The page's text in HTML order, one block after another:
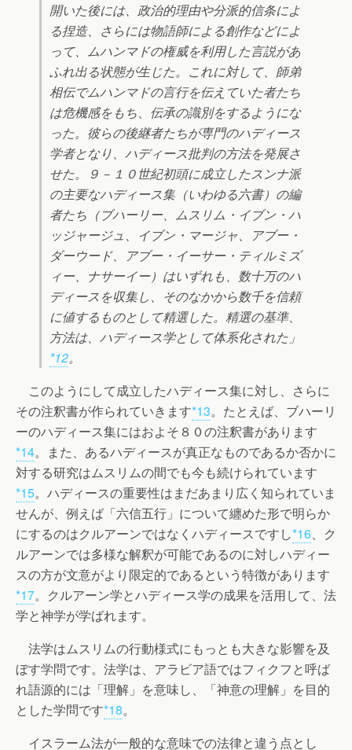
開いた後には、政治的理由や分派的信条によ
る捏造、さらには物語師による創作などによ
って、ムハンマドの権威を利用した言説があ
ふれ出る状態が生じた。これに対して、師弟
相伝でムハンマドの言行を伝えていた者たち
は危機感をもち、伝承の識別をするようにな
った。彼らの後継者たちが専門のハディース
学者となり、ハディース批判の方法を発展さ
せた。９－１０世紀初頭に成立したスンナ派
の主要なハディース集（いわゆる六書）の編
者たち（ブハーリー、ムスリム・イブン・ハ
ッジャージュ、イブン・マージャ、アブー・
ダーウード、アブー・イーサー・ティルミズ
ィー、ナサーイー）はいずれも、数十万のハ
ディースを収集し、そのなかから数千を信頼
に値するものとして精選した。精選の基準、
方法は、ハディース学として体系化された」
*12。
このようにして成立したハディース集に対し、さらに
その注釈書が作られていきます*13。たとえば、ブハーリ
ーのハディース集にはおよそ８０の注釈書があります
*14。また、あるハディースが真正なものであるか否かに
対する研究はムスリムの間でも今も続けられています
*15。ハディースの重要性はまだあまり広く知られていま
せんが、例えば「六信五行」について纏めた形で明らか
にするのはクルアーンではなくハディースですし*16、ク
ルアーンでは多様な解釈が可能であるのに対しハディー
スの方が文意がより限定的であるという特徴があります
*17。クルアーン学とハディース学の成果を活用して、法
学と神学が学ばれます。
法学はムスリムの行動様式にもっとも大きな影響を及
ぼす学問です。法学は、アラビア語ではフィクフと呼ば
れ語源的には「理解」を意味し、「神意の理解」を目的
とした学問です*18。
イスラーム法が一般的な意味での法律と違う点とし